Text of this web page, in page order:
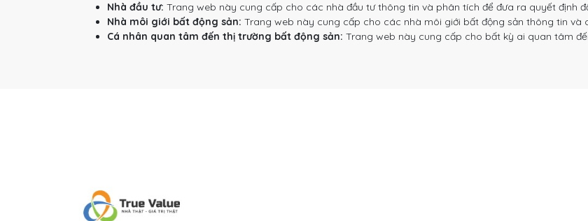
Nhà đầu tư: Trang web này cung cấp cho các nhà đầu tư thông tin và phân tích để đưa ra quyết định
Nhà môi giới bất động sản: Trang web này cung cấp cho các nhà môi giới bất động sản thông tin và
Cá nhân quan tâm đến thị trường bất động sản: Trang web này cung cấp cho bất kỳ ai quan tâm